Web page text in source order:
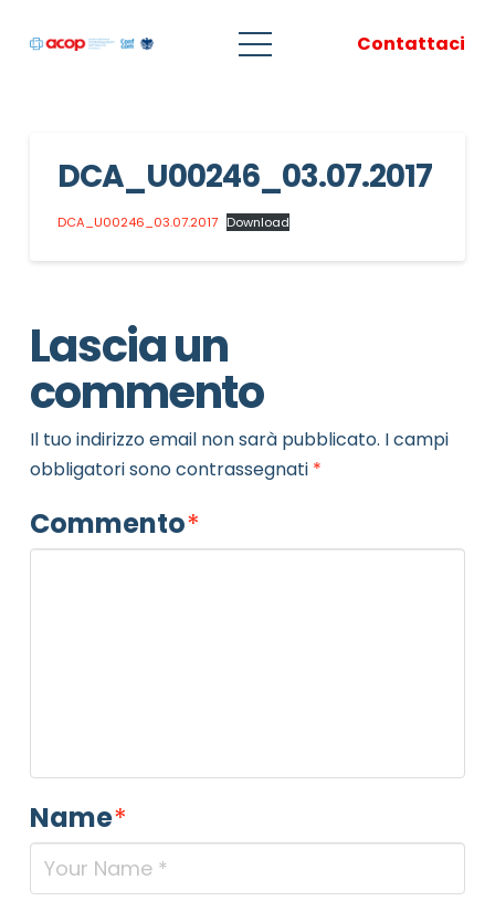
Contattaci
DCA_U00246_03.07.2017
DCA_U00246_03.07.2017 Download
Lascia un
commento
Il tuo indirizzo email non sarà pubblicato. I campi
obbligatori sono contrassegnati *
Commento*
Name*